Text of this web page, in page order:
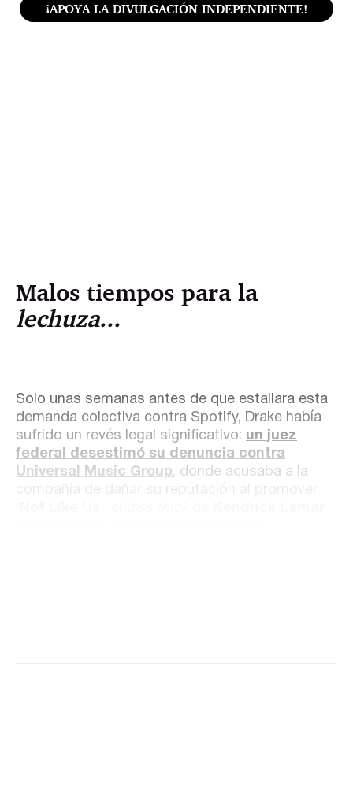
¡APOYA LA DIVULGACIÓN INDEPENDIENTE!
Malos tiempos para la
lechuza...
Solo unas semanas antes de que estallara esta
demanda colectiva contra Spotify, Drake había
sufrido un revés legal significativo: un juez
federal desestimó su denuncia contra
Universal Music Group, donde acusaba a la